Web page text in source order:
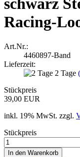
schwarz
Racing-
Art.Nr.:
4460897-Band
Lieferzeit:
2 Tage
Stückpreis
39,00 EUR
inkl. 19% MwSt. zzgl.
Stückpreis